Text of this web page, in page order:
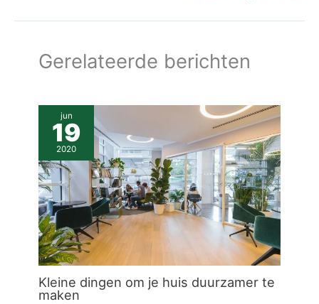
Gerelateerde berichten
jun
19
2020
Kleine dingen om je huis duurzamer te
maken